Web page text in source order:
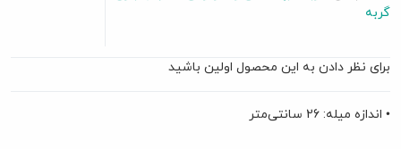
گربه
برای نظر دادن به این محصول اولین باشید
• اندازه میله: 26 سانتی‌متر